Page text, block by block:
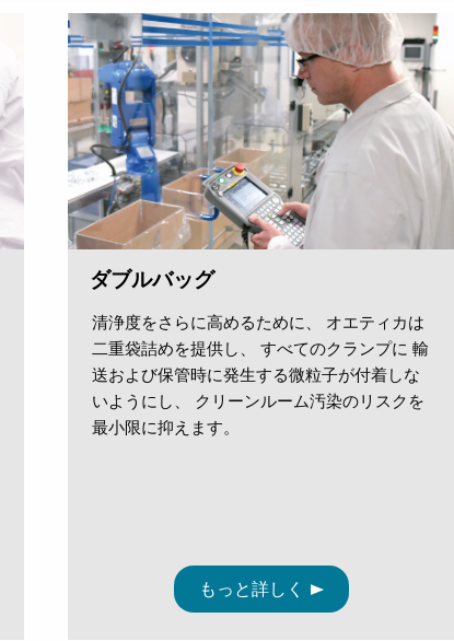
ダブルバッグ
清浄度をさらに高めるために、 オエティカは
二重袋詰めを提供し、 すべてのクランプに 輸
送および保管時に発生する微粒子が付着しな
いようにし、 クリーンルーム汚染のリスクを
最小限に抑えます。
もっと詳しく